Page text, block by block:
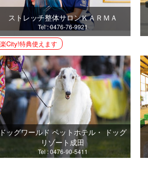
ストレッチ整体サロンＫＡＲＭＡ
Tel : 0476-76-9921
楽City!特典使えます
ドッグワールド ペットホテル・ ドッグ
リゾート成田
Tel : 0476-90-5411